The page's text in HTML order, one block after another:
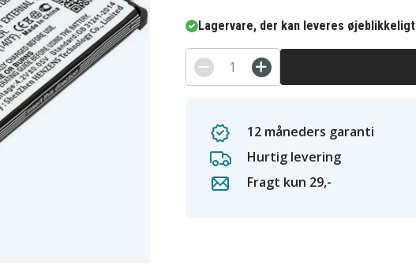
Lagervare, der kan leveres øjeblikkeligt
12 måneders garanti
Hurtig levering
Fragt kun 29,-